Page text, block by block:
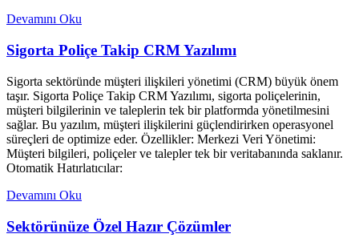
Devamını Oku
Sigorta Poliçe Takip CRM Yazılımı
Sigorta sektöründe müşteri ilişkileri yönetimi (CRM) büyük önem
taşır. Sigorta Poliçe Takip CRM Yazılımı, sigorta poliçelerinin,
müşteri bilgilerinin ve taleplerin tek bir platformda yönetilmesini
sağlar. Bu yazılım, müşteri ilişkilerini güçlendirirken operasyonel
süreçleri de optimize eder. Özellikler: Merkezi Veri Yönetimi:
Müşteri bilgileri, poliçeler ve talepler tek bir veritabanında saklanır.
Otomatik Hatırlatıcılar:
Devamını Oku
Sektörünüze Özel Hazır Çözümler